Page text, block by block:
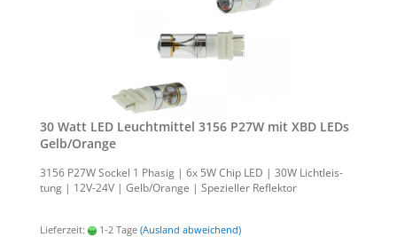
30 Watt LED Leucht­mit­tel 3156 P27W mit XBD LEDs
Gelb/Oran­ge
3156 P27W So­ckel 1 Pha­sig | 6x 5W Chip LED | 30W Licht­leis­
tung | 12V-​24V | Gelb/Oran­ge | Spe­zi­el­ler Re­flek­tor
Lieferzeit: 1-2 Tage (Ausland abweichend)